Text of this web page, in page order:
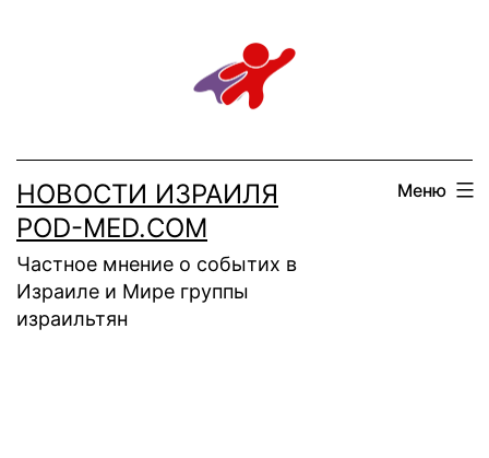
НОВОСТИ ИЗРАИЛЯ
POD-MED.COM
Частное мнение о событих в
Израиле и Мире группы
израильтян
Меню